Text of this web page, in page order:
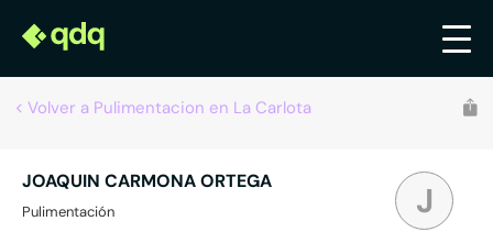
Volver a Pulimentacion en La Carlota
J
JOAQUIN CARMONA ORTEGA
Pulimentación